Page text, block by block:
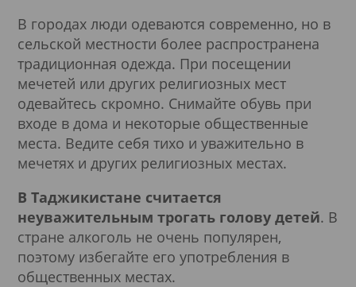
В городах люди одеваются современно, но в
сельской местности более распространена
традиционная одежда. При посещении
мечетей или других религиозных мест
одевайтесь скромно. Снимайте обувь при
входе в дома и некоторые общественные
места. Ведите себя тихо и уважительно в
мечетях и других религиозных местах.
В Таджикистане считается
неуважительным трогать голову детей. В
стране алкоголь не очень популярен,
поэтому избегайте его употребления в
общественных местах.